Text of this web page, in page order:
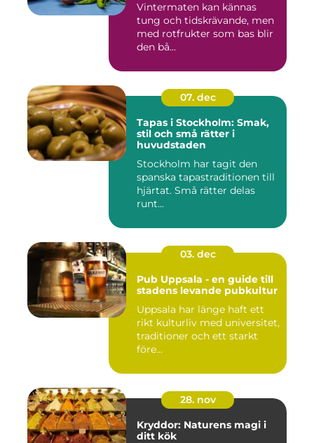
Vintermaten kan kännas
tung och tidskrävande, men
med rotfrukter som bas blir
den bå...
07. dec
Tapas i Stockholm: Smak,
stil och små rätter i
huvudstaden
Stockholm har tagit den
spanska tapastraditionen till
hjärtat. Små rätter delas
runt...
03. dec
Pub Uppsala - en guide till
stadens levande pubkultur
Uppsala har länge haft ett
rikt kulturliv med universitet,
traditioner och ett starkt
före...
28. nov
Kryddor: Naturens magi i
ditt kök